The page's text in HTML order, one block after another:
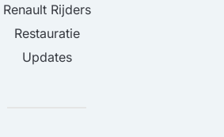
Renault Rijders
Restauratie
Updates